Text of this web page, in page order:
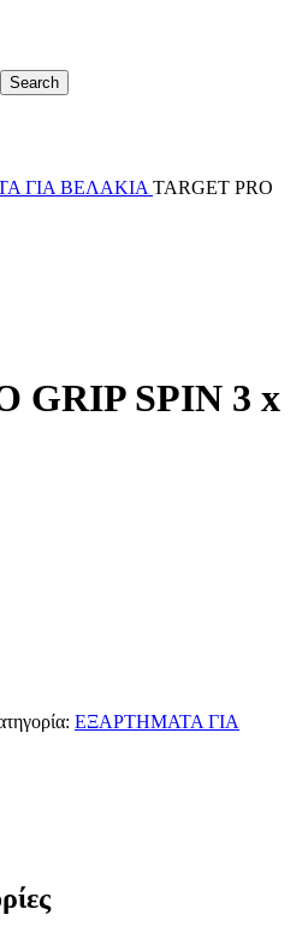
Search
ΓΙΑ ΒΕΛΑΚΙΑ TARGET PRO
GRIP SPIN 3 x
ΕΞΑΡΤΗΜΑΤΑ ΓΙΑ